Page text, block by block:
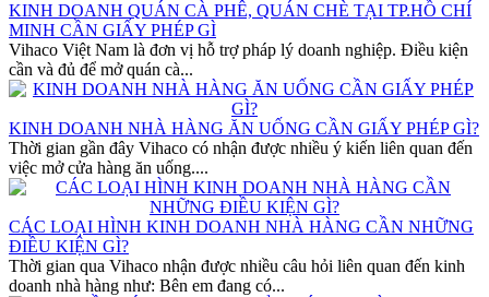
KINH DOANH QUÁN CÀ PHÊ, QUÁN CHÈ TẠI TP.HỒ CHÍ
MINH CẦN GIẤY PHÉP GÌ
Vihaco Việt Nam là đơn vị hỗ trợ pháp lý doanh nghiệp. Điều kiện
cần và đủ để mở quán cà...
KINH DOANH NHÀ HÀNG ĂN UỐNG CẦN GIẤY PHÉP GÌ?
Thời gian gần đây Vihaco có nhận được nhiều ý kiến liên quan đến
việc mở cửa hàng ăn uống....
CÁC LOẠI HÌNH KINH DOANH NHÀ HÀNG CẦN NHỮNG
ĐIỀU KIỆN GÌ?
Thời gian qua Vihaco nhận được nhiều câu hỏi liên quan đến kinh
doanh nhà hàng như: Bên em đang có...